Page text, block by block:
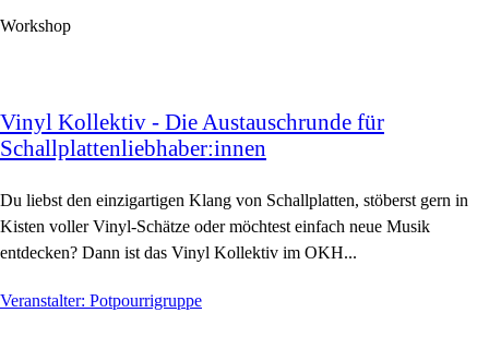
Workshop
Vinyl Kollektiv - Die Austauschrunde für
Schallplattenliebhaber:innen
Du liebst den einzigartigen Klang von Schallplatten, stöberst gern in
Kisten voller Vinyl-Schätze oder möchtest einfach neue Musik
entdecken? Dann ist das Vinyl Kollektiv im OKH...
Veranstalter: Potpourrigruppe